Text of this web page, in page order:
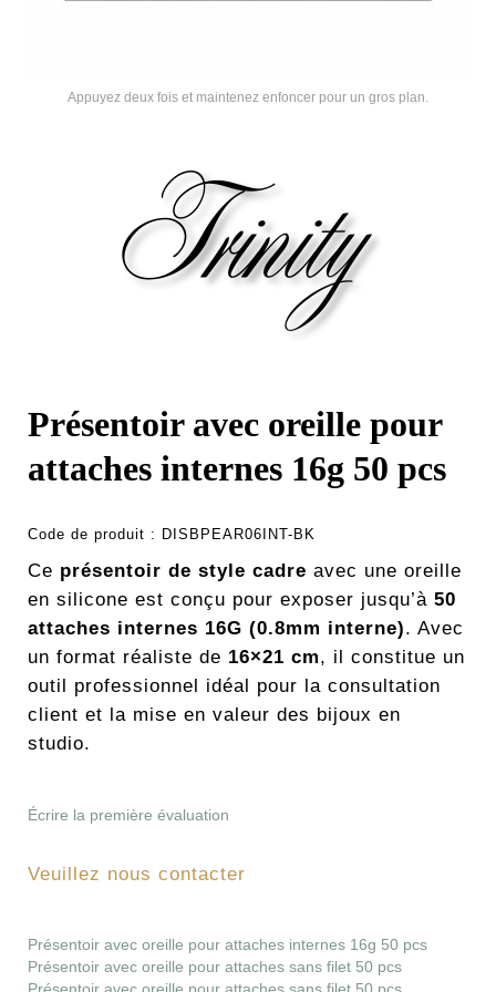
Appuyez deux fois et maintenez enfoncer pour un gros plan.
Présentoir avec oreille pour
attaches internes 16g 50 pcs
Code de produit : DISBPEAR06INT-BK
Ce présentoir de style cadre avec une oreille
en silicone est conçu pour exposer jusqu’à 50
attaches internes 16G (0.8mm interne). Avec
un format réaliste de 16×21 cm, il constitue un
outil professionnel idéal pour la consultation
client et la mise en valeur des bijoux en
studio.
Écrire la première évaluation
Veuillez nous contacter
Présentoir avec oreille pour attaches internes 16g 50 pcs
Présentoir avec oreille pour attaches sans filet 50 pcs